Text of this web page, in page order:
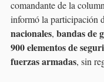
comandante de la
informó la participación
nacionales, bandas de
900 elementos de
fuerzas armadas, sin